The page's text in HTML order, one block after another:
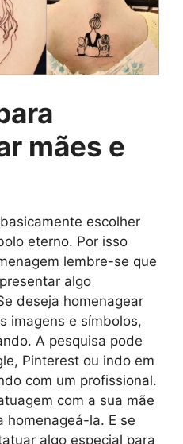
mães e
escolher
eterno. Por isso
lembre-se que
algo
deseja homenagear
imagens e símbolos,
A pesquisa pode
Pinterest ou indo em
com um profissional.
com a sua mãe
homenageá-la. E se
algo especial para